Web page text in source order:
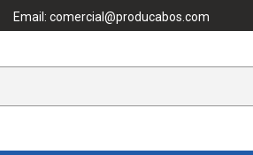
Email: comercial@producabos.com